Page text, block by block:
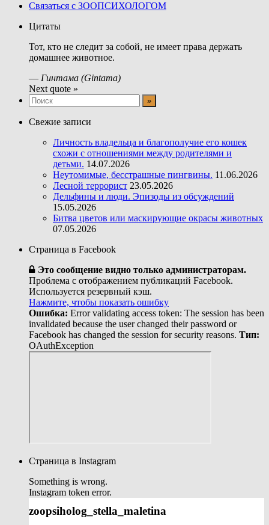
Связаться с ЗООПСИХОЛОГОМ
Цитаты
Тот, кто не следит за собой, не имеет права держать
домашнее животное.
— Гинтама (Gintama)
Next quote »
Свежие записи
Личность владельца и благополучие его кошек
схожи с отношениями между родителями и
детьми. 14.07.2026
Неутомимые, бесстрашные пингвины. 11.06.2026
Лесной террорист 23.05.2026
Дельфины и люди. Эпизоды из обсуждений
15.05.2026
Битва цветов или маскирующие окрасы животных
07.05.2026
Страница в Facebook
Это сообщение видно только администраторам.
Проблема с отображением публикаций Facebook.
Используется резервный кэш.
Нажмите, чтобы показать ошибку
Ошибка: Error validating access token: The session has been
invalidated because the user changed their password or
Facebook has changed the session for security reasons. Тип:
OAuthException
Страница в Instagram
Something is wrong.
Instagram token error.
zoopsiholog_stella_maletina